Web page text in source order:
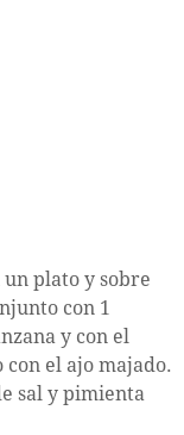
plato y sobre
con 1
y con el
el ajo majado.
sal y pimienta